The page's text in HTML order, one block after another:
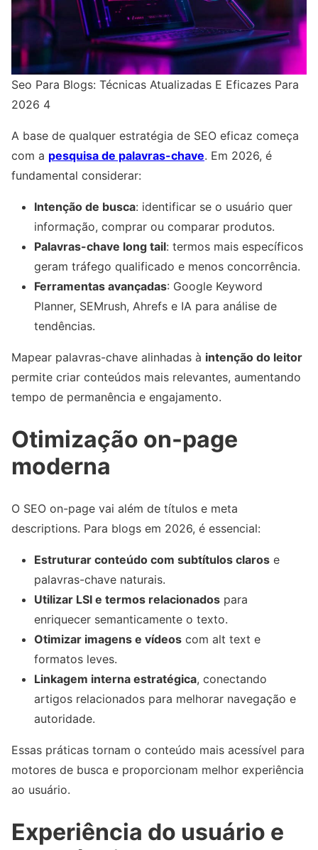
Seo Para Blogs: Técnicas Atualizadas E Eficazes Para
2026 4
A base de qualquer estratégia de SEO eficaz começa
com a pesquisa de palavras-chave. Em 2026, é
fundamental considerar:
Intenção de busca: identificar se o usuário quer
informação, comprar ou comparar produtos.
Palavras-chave long tail: termos mais específicos
geram tráfego qualificado e menos concorrência.
Ferramentas avançadas: Google Keyword
Planner, SEMrush, Ahrefs e IA para análise de
tendências.
Mapear palavras-chave alinhadas à intenção do leitor
permite criar conteúdos mais relevantes, aumentando
tempo de permanência e engajamento.
Otimização on-page
moderna
O SEO on-page vai além de títulos e meta
descriptions. Para blogs em 2026, é essencial:
Estruturar conteúdo com subtítulos claros e
palavras-chave naturais.
Utilizar LSI e termos relacionados para
enriquecer semanticamente o texto.
Otimizar imagens e vídeos com alt text e
formatos leves.
Linkagem interna estratégica, conectando
artigos relacionados para melhorar navegação e
autoridade.
Essas práticas tornam o conteúdo mais acessível para
motores de busca e proporcionam melhor experiência
ao usuário.
Experiência do usuário e